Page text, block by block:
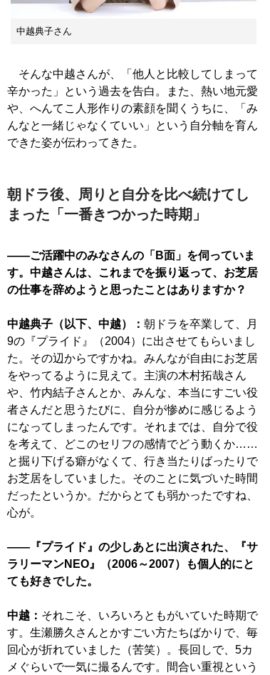
中越典子さん
そんな中越さんが、「他人と比較してしまって
辛かった」という過去を告白。また、熱い地元愛
や、へんてこ人形作りの素顔を聞くうちに、「み
んなと一緒じゃなくていい」という自分軸を育ん
できた姿が伝わってきた。
朝ドラ後、周りと自分を比べ続けてし
まった「一番きつかった時期」
——ご活躍中のみなさんの「B面」を伺っていま
す。中越さんは、これまでを振り返って、お芝居
の仕事を辞めようと思ったことはありますか？
中越典子（以下、中越）： 朝ドラを卒業して、月
9の『プライド』（2004）に出させてもらいまし
た。その辺からですかね。みんなが自由にお芝居
をやってるように見えて。主演の木村拓哉さん
や、竹内結子さんとか、みんな、本当にすごい役
者さんだと思うたびに、自分が惨めに感じるよう
になってしまったんです。それまでは、自分で役
を考えて、どこのセリフの感情でどう動くか……
と掘り下げる癖がなくて、行き当たりばったりで
お芝居をしていました。そのことに気づいた時間
だったというか。だからとても弱かったですね、
心が。
——『プライド』の少しあとに出演された、『サ
ラリーマンNEO』（2006～2007）も個人的にと
ても好きでした。
中越： それこそ、いろいろともがいていた時期で
す。生瀬勝久さんとかすごい方たちばかりで、毎
回心が折れていました（苦笑）。長回しで、5カ
メぐらいで一気に撮るんです。間合い重視という